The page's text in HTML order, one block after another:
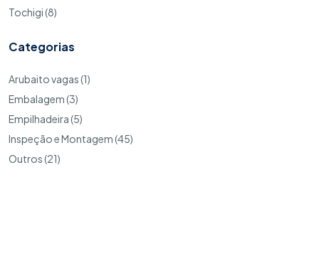
Tochigi (8)
Categorias
Arubaito vagas (1)
Embalagem (3)
Empilhadeira (5)
Inspeção e Montagem (45)
Outros (21)